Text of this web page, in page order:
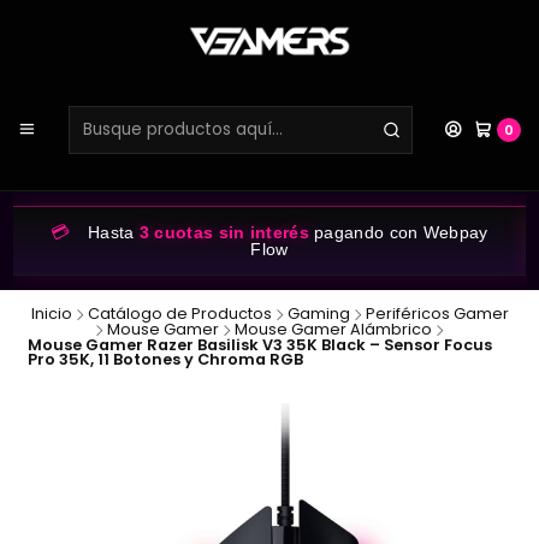
0
💳 Hasta 3 cuotas sin interéspagando con Webpay
Flow
Inicio Catálogo de Productos Gaming Periféricos Gamer
Mouse Gamer Mouse Gamer Alámbrico
Mouse Gamer Razer Basilisk V3 35K Black – Sensor Focus
Pro 35K, 11 Botones y Chroma RGB